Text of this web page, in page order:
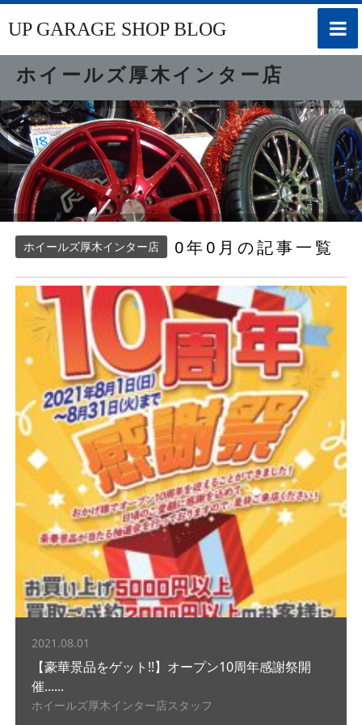
toggle
UP GARAGE SHOP BLOG
ホイールズ厚木インター店
ホイールズ厚木インター店 0年0月の記事一覧
2021.08.01
【豪華景品をゲット!!】オープン10周年感謝祭開
催......
ホイールズ厚木インター店スタッフ